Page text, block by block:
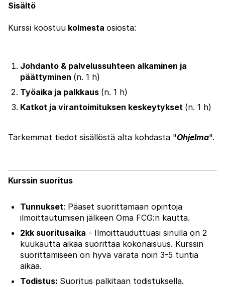
Sisältö
Kurssi koostuukolmesta osiosta:
Johdanto & palvelussuhteen alkaminen ja
päättyminen (n. 1 h)
Työaika ja palkkaus (n. 1 h)
Katkot ja virantoimituksen keskeytykset (n. 1 h)
Tarkemmat tiedot sisällöstä alta kohdasta "Ohjelma".
Kurssin suoritus
Tunnukset: Pääset suorittamaan opintoja
ilmoittautumisen jälkeen Oma FCG:n kautta.
2kk suoritusaika - Ilmoittauduttuasi sinulla on 2
kuukautta aikaa suorittaa kokonaisuus. Kurssin
suorittamiseen on hyvä varata noin 3-5 tuntia
aikaa.
Todistus: Suoritus palkitaan todistuksella.